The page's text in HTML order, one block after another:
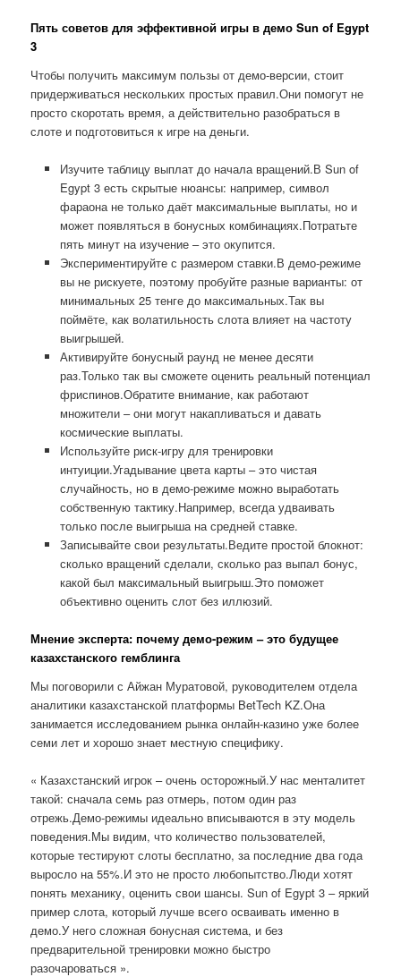
Пять советов для эффективной игры в демо Sun of Egypt
3
Чтобы получить максимум пользы от демо-версии, стоит
придерживаться нескольких простых правил.Они помогут не
просто скоротать время, а действительно разобраться в
слоте и подготовиться к игре на деньги.
Изучите таблицу выплат до начала вращений.В Sun of
Egypt 3 есть скрытые нюансы: например, символ
фараона не только даёт максимальные выплаты, но и
может появляться в бонусных комбинациях.Потратьте
пять минут на изучение – это окупится.
Экспериментируйте с размером ставки.В демо-режиме
вы не рискуете, поэтому пробуйте разные варианты: от
минимальных 25 тенге до максимальных.Так вы
поймёте, как волатильность слота влияет на частоту
выигрышей.
Активируйте бонусный раунд не менее десяти
раз.Только так вы сможете оценить реальный потенциал
фриспинов.Обратите внимание, как работают
множители – они могут накапливаться и давать
космические выплаты.
Используйте риск-игру для тренировки
интуиции.Угадывание цвета карты – это чистая
случайность, но в демо-режиме можно выработать
собственную тактику.Например, всегда удваивать
только после выигрыша на средней ставке.
Записывайте свои результаты.Ведите простой блокнот:
сколько вращений сделали, сколько раз выпал бонус,
какой был максимальный выигрыш.Это поможет
объективно оценить слот без иллюзий.
Мнение эксперта: почему демо-режим – это будущее
казахстанского гемблинга
Мы поговорили с Айжан Муратовой, руководителем отдела
аналитики казахстанской платформы BetTech KZ.Она
занимается исследованием рынка онлайн-казино уже более
семи лет и хорошо знает местную специфику.
« Казахстанский игрок – очень осторожный.У нас менталитет
такой: сначала семь раз отмерь, потом один раз
отрежь.Демо-режимы идеально вписываются в эту модель
поведения.Мы видим, что количество пользователей,
которые тестируют слоты бесплатно, за последние два года
выросло на 55%.И это не просто любопытство.Люди хотят
понять механику, оценить свои шансы. Sun of Egypt 3 – яркий
пример слота, который лучше всего осваивать именно в
демо.У него сложная бонусная система, и без
предварительной тренировки можно быстро
разочароваться ».